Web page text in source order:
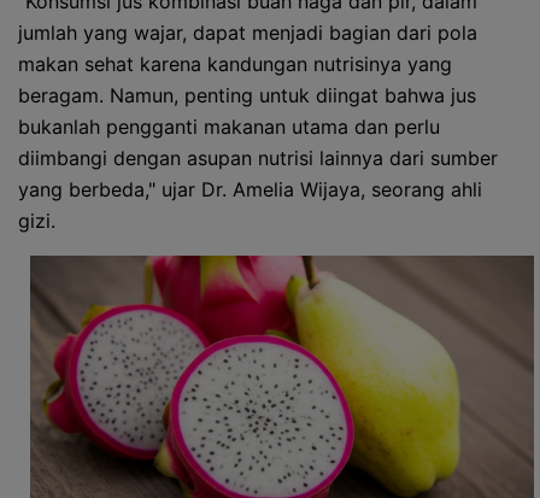
jumlah yang wajar, dapat menjadi bagian dari pola
makan sehat karena kandungan nutrisinya yang
beragam. Namun, penting untuk diingat bahwa jus
bukanlah pengganti makanan utama dan perlu
diimbangi dengan asupan nutrisi lainnya dari sumber
yang berbeda," ujar Dr. Amelia Wijaya, seorang ahli
gizi.